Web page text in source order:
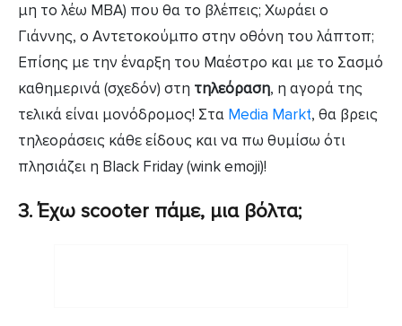
μη το λέω ΜΒΑ) που θα το βλέπεις; Χωράει ο
Γιάννης, ο Αντετοκούμπο στην οθόνη του λάπτοπ;
Επίσης με την έναρξη του Μαέστρο και με το Σασμό
καθημερινά (σχεδόν) στη τηλεόραση, η αγορά της
τελικά είναι μονόδρομος! Στα Media Markt, θα βρεις
τηλεοράσεις κάθε είδους και να πω θυμίσω ότι
πλησιάζει η Black Friday (wink emoji)!
3. Έχω scooter πάμε, μια βόλτα;